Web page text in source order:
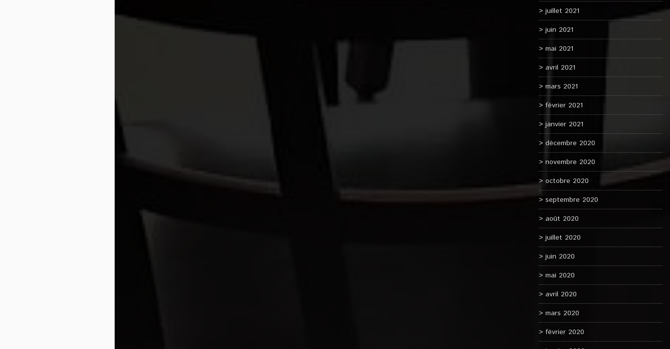
juillet 2021
juin 2021
mai 2021
avril 2021
mars 2021
février 2021
janvier 2021
décembre 2020
novembre 2020
octobre 2020
septembre 2020
août 2020
juillet 2020
juin 2020
mai 2020
avril 2020
mars 2020
février 2020